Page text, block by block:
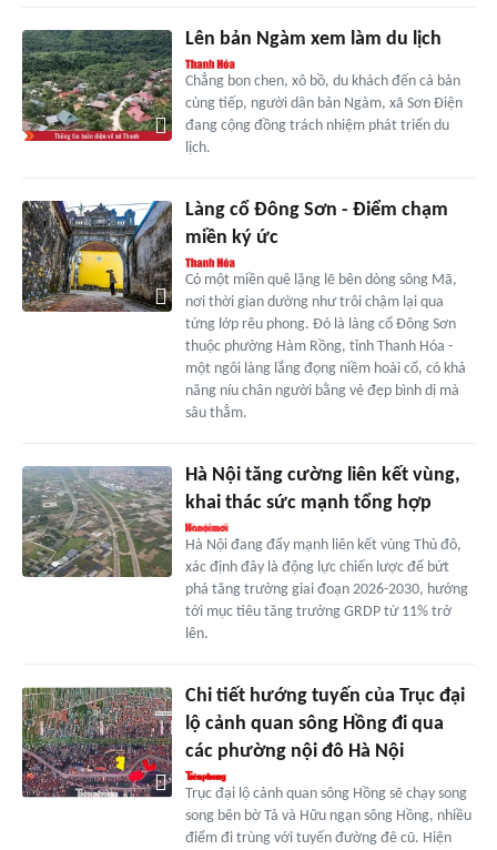
Lên bản Ngàm xem làm du lịch
Chẳng bon chen, xô bồ, du khách đến cả bản
cùng tiếp, người dân bản Ngàm, xã Sơn Điện
đang cộng đồng trách nhiệm phát triển du
lịch.
Làng cổ Đông Sơn - Điểm chạm
miền ký ức
Có một miền quê lặng lẽ bên dòng sông Mã,
nơi thời gian dường như trôi chậm lại qua
từng lớp rêu phong. Đó là làng cổ Đông Sơn
thuộc phường Hàm Rồng, tỉnh Thanh Hóa -
một ngôi làng lắng đọng niềm hoài cổ, có khả
năng níu chân người bằng vẻ đẹp bình dị mà
sâu thẳm.
Hà Nội tăng cường liên kết vùng,
khai thác sức mạnh tổng hợp
Hà Nội đang đẩy mạnh liên kết vùng Thủ đô,
xác định đây là động lực chiến lược để bứt
phá tăng trưởng giai đoạn 2026-2030, hướng
tới mục tiêu tăng trưởng GRDP từ 11% trở
lên.
Chi tiết hướng tuyến của Trục đại
lộ cảnh quan sông Hồng đi qua
các phường nội đô Hà Nội
Trục đại lộ cảnh quan sông Hồng sẽ chạy song
song bên bờ Tả và Hữu ngạn sông Hồng, nhiều
điểm đi trùng với tuyến đường đê cũ. Hiện